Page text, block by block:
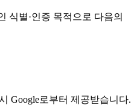
식별·인증 목적으로 다음의
Google로부터 제공받습니다.